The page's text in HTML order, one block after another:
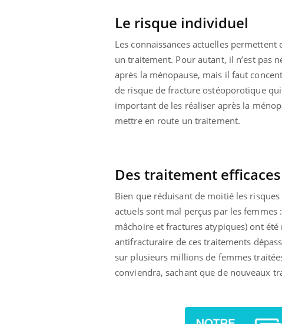
Le risque individuel
Les connaissances actuelles
un traitement. Pour autant, il n’est pas
après la ménopause, mais il faut
de risque de fracture ostéoporotique
important de les réaliser après la
mettre en route un traitement.
Des traitement
Bien que réduisant de moitié les
actuels sont mal perçus par les femmes
mâchoire et fractures atypiques) ont
antifracturaire de ces traitements
sur plusieurs millions de femmes
conviendra, sachant que de nouveaux
Eczéma Chronique des Mains :
expliquer ma maladieYoutube
Il y a des sujets qui sont faciles à aborder...
d'autres non ! D'un côté, poser des
questions sur la maladie d'un proche c'est
même